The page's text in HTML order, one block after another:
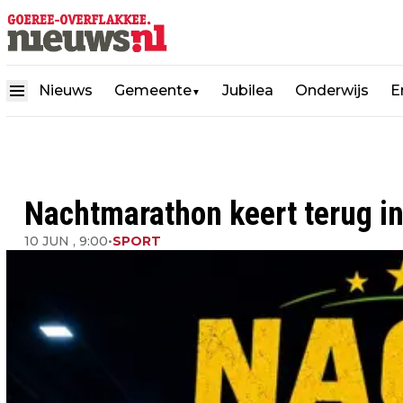
Nieuws Gemeente▼ Jubilea Onderwijs
Nachtmarathon keert terug
10 JUN , 9:00•SPORT